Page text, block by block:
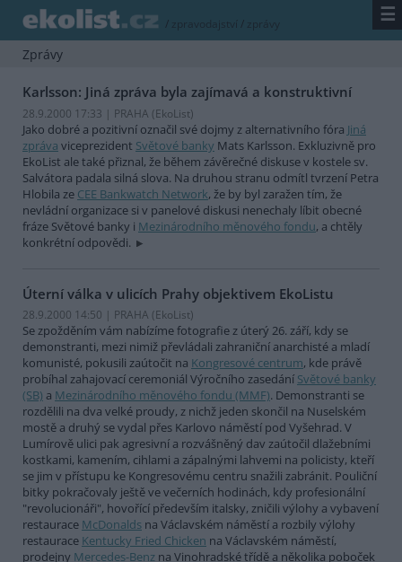
/ zpravodajství / zprávy ☰
Zprávy
Karlsson: Jiná zpráva byla zajímavá a konstruktivní
28.9.2000 17:33 | PRAHA (EkoList)
Jako dobré a pozitivní označil své dojmy z alternativního fóra Jiná
zpráva viceprezident Světové banky Mats Karlsson. Exkluzivně pro
EkoList ale také přiznal, že během závěrečné diskuse v kostele sv.
Salvátora padala silná slova. Na druhou stranu odmítl tvrzení Petra
Hlobila ze CEE Bankwatch Network, že by byl zaražen tím, že
nevládní organizace si v panelové diskusi nenechaly líbit obecné
fráze Světové banky i Mezinárodního měnového fondu, a chtěly
konkrétní odpovědi.
Úterní válka v ulicích Prahy objektivem EkoListu
28.9.2000 14:50 | PRAHA (EkoList)
Se zpožděním vám nabízíme fotografie z úterý 26. září, kdy se
demonstranti, mezi nimiž převládali zahraniční anarchisté a mladí
komunisté, pokusili zaútočit na Kongresové centrum, kde právě
probíhal zahajovací ceremoniál Výročního zasedání Světové banky
(SB) a Mezinárodního měnového fondu (MMF). Demonstranti se
rozdělili na dva velké proudy, z nichž jeden skončil na Nuselském
mostě a druhý se vydal přes Karlovo náměstí pod Vyšehrad. V
Lumírově ulici pak agresivní a rozvášněný dav zaútočil dlažebními
kostkami, kamením, cihlami a zápalnými lahvemi na policisty, kteří
se jim v přístupu ke Kongresovému centru snažili zabránit. Pouliční
bitky pokračovaly ještě ve večerních hodinách, kdy profesionální
"revolucionáři", hovořící především italsky, zničili výlohy a vybavení
restaurace McDonalds na Václavském náměstí a rozbily výlohy
restaurace Kentucky Fried Chicken na Václavském náměstí,
prodejny Mercedes-Benz na Vinohradské třídě a několika poboček